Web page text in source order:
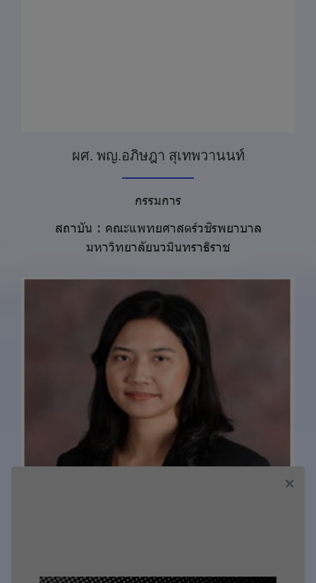
ผศ. พญ.อภิษฎา สุเทพวานนท์
กรรมการ
สถาบัน : คณะแพทยศาสตร์วชิรพยาบาล
มหาวิทยาลัยนวมินทราธิราช